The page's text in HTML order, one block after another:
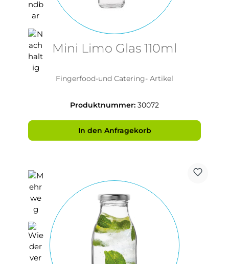
Mini Limo Glas 110ml
Fingerfood-und Catering- Artikel
Produktnummer: 30072
In den Anfragekorb